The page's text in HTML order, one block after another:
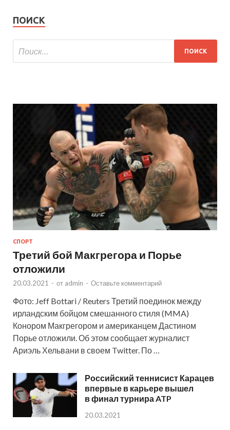
ПОИСК
СПОРТ
Третий бой Макгрегора и Порье
отложили
20.03.2021 - от admin - Оставьте комментарий
Фото: Jeff Bottari / Reuters Третий поединок между
ирландским бойцом смешанного стиля (MMA)
Конором Макгрегором и американцем Дастином
Порье отложили. Об этом сообщает журналист
Ариэль Хельвани в своем Twitter. По …
Российский теннисист Карацев
впервые в карьере вышел
в финал турнира ATP
20.03.2021